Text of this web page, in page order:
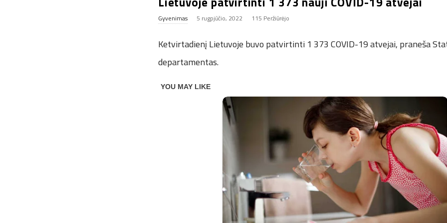
Gyvenimas 5 rugpjūčio, 2022 115 Peržiūrėjo
Ketvirtadienį Lietuvoje buvo patvirtinti 1 373 COVID-19 atvejai, praneša
departamentas.